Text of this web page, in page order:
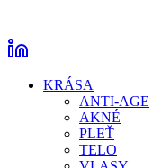
KRÁSA
ANTI-AGE
AKNÉ
PLEŤ
TELO